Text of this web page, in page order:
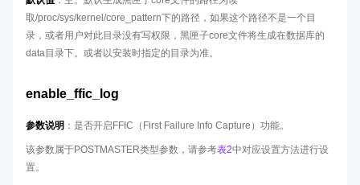
取/proc/sys/kernel/core_pattern下的路径，如果这个路径不是一个目
录，或者用户对此目录没有写权限，黑匣子core文件将生成在数据库的
data目录下。或者以安装时指定的目录为准。
enable_ffic_log
参数说明 ：是否开启FFIC（First Failure Info Capture）功能。
该参数属于POSTMASTER类型参数，请参考表2中对应设置方法进行设
置。